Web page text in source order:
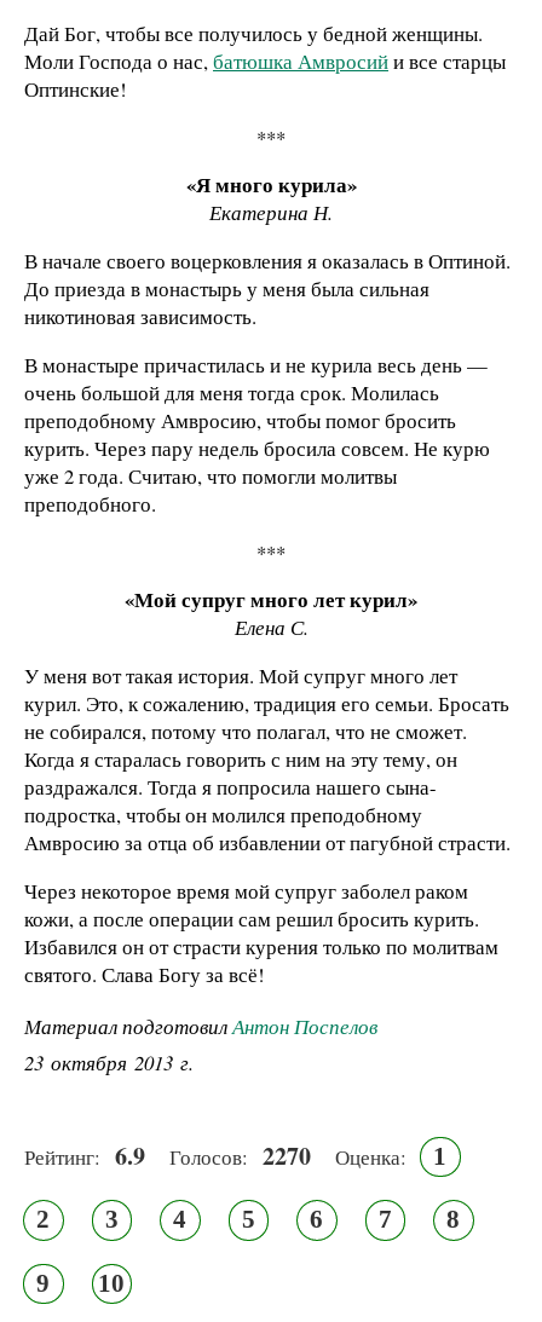
Дай Бог, чтобы все получилось у бедной женщины.
Моли Господа о нас,батюшка Амвросийи все старцы
Оптинские!
***
«Я много курила»
Екатерина Н.
В начале своего воцерковления я оказалась в Оптиной.
До приезда в монастырь у меня была сильная
никотиновая зависимость.
В монастыре причастилась и не курила весь день —
очень большой для меня тогда срок. Молилась
преподобному Амвросию, чтобы помог бросить
курить. Через пару недель бросила совсем. Не курю
уже 2 года. Считаю, что помогли молитвы
преподобного.
***
«Мой супруг много лет курил»
Елена С.
У меня вот такая история. Мой супруг много лет
курил. Это, к сожалению, традиция его семьи. Бросать
не собирался, потому что полагал, что не сможет.
Когда я старалась говорить с ним на эту тему, он
раздражался. Тогда я попросила нашего сына-
подростка, чтобы он молился преподобному
Амвросию за отца об избавлении от пагубной страсти.
Через некоторое время мой супруг заболел раком
кожи, а после операции сам решил бросить курить.
Избавился он от страсти курения только по молитвам
святого. Слава Богу за всё!
Материал подготовилАнтон Поспелов
23 октября 2013 г.
Рейтинг: 6.9 Голосов: 2270 Оценка: 1
2 3 4 5 6 7 8
9 10